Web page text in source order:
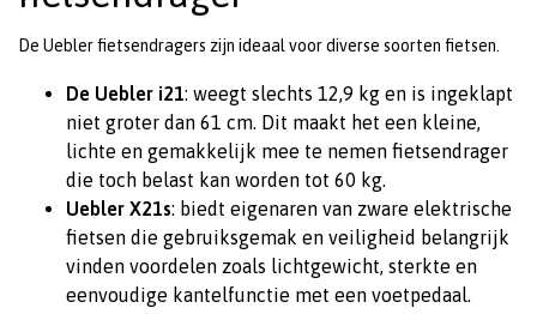
De Uebler fietsendragers zijn ideaal voor diverse soorten fietsen.
De Uebler i21: weegt slechts 12,9 kg en is ingeklapt
niet groter dan 61 cm. Dit maakt het een kleine,
lichte en gemakkelijk mee te nemen fietsendrager
die toch belast kan worden tot 60 kg.
Uebler X21s: biedt eigenaren van zware elektrische
fietsen die gebruiksgemak en veiligheid belangrijk
vinden voordelen zoals lichtgewicht, sterkte en
eenvoudige kantelfunctie met een voetpedaal.